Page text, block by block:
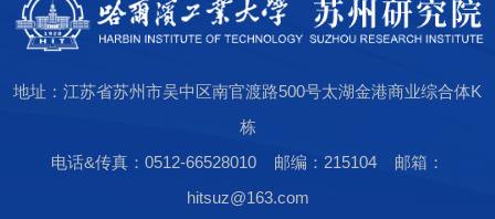
地址：江苏省苏州市吴中区南官渡路500号太湖金港商业综合体K
栋
电话&传真：0512-66528010 邮编：215104 邮箱：
hitsuz@163.com